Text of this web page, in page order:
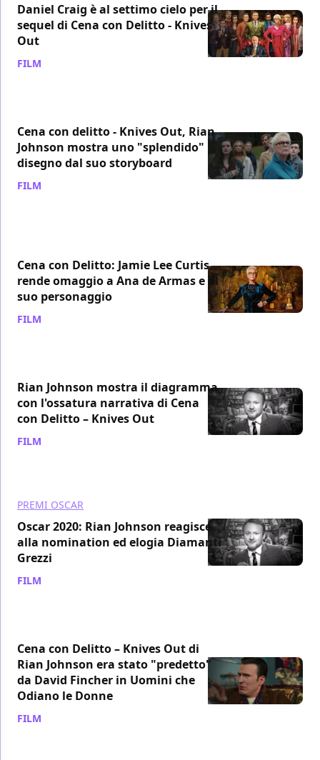
Daniel Craig è al settimo cielo per il
sequel di Cena con Delitto - Knives
Out
FILM
Cena con delitto - Knives Out, Rian
Johnson mostra uno "splendido"
disegno dal suo storyboard
FILM
Cena con Delitto: Jamie Lee Curtis
rende omaggio a Ana de Armas e al
suo personaggio
FILM
Rian Johnson mostra il diagramma
con l'ossatura narrativa di Cena
con Delitto – Knives Out
FILM
PREMI OSCAR
Oscar 2020: Rian Johnson reagisce
alla nomination ed elogia Diamanti
Grezzi
FILM
Cena con Delitto – Knives Out di
Rian Johnson era stato "predetto"
da David Fincher in Uomini che
Odiano le Donne
FILM